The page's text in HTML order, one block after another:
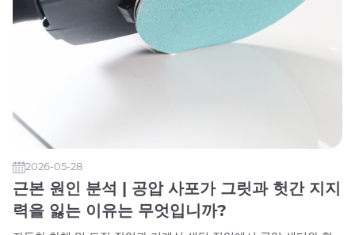
2026-05-28
근본 원인 분석 | 공압 사포가 그릿과 헛간 지지
력을 잃는 이유는 무엇입니까?